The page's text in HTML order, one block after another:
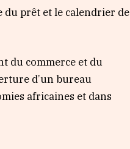
du prêt et le calendrier de
du commerce et du
d’un bureau
africaines et dans